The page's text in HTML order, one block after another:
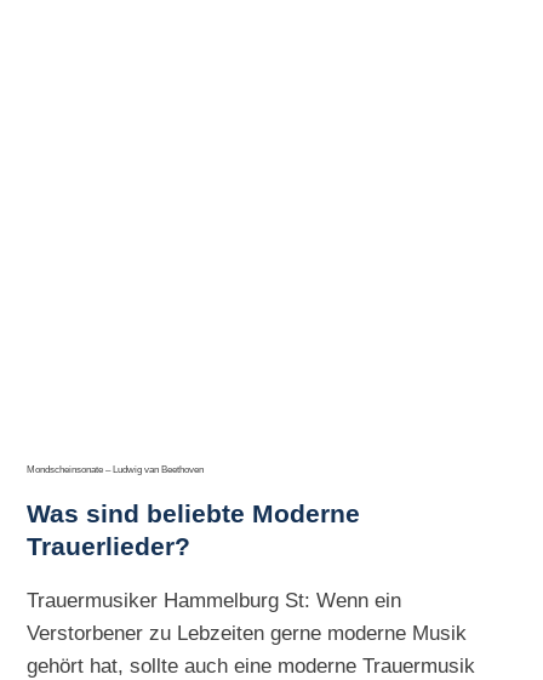
Mondscheinsonate – Ludwig van Beethoven
Was sind beliebte Moderne
Trauerlieder?
Trauermusiker Hammelburg St: Wenn ein
Verstorbener zu Lebzeiten gerne moderne Musik
gehört hat, sollte auch eine moderne Trauermusik